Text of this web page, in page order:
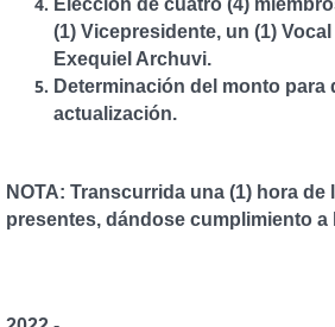
Elección de cuatro (4)
(1) Vicepresidente, un (1)
Exequiel Archuvi.
Determinación del monto
actualización.
NOTA: Transcurrida una (1) hora de
presentes, dándose cumplimiento